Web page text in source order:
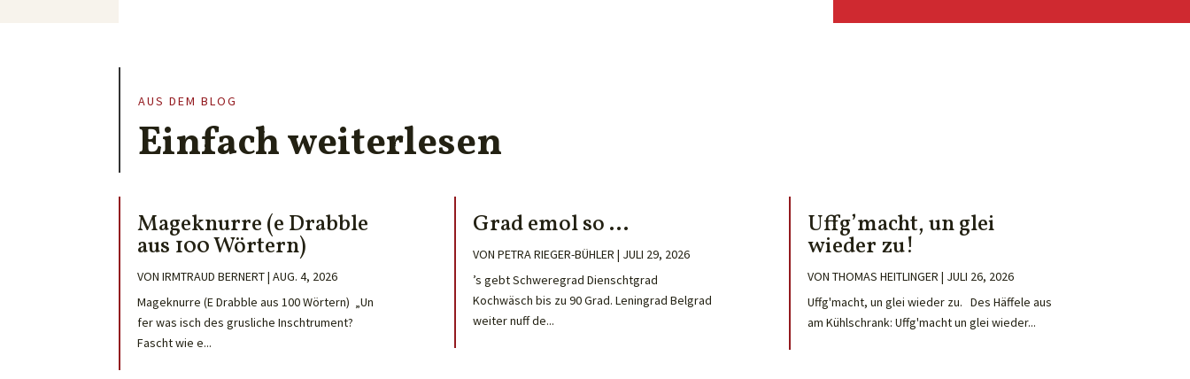
AUS DEM BLOG
Einfach weiterlesen
Mageknurre (e Drabble
aus 100 Wörtern)
VONIRMTRAUD BERNERT|AUG. 4, 2026
Mageknurre (E Drabble aus 100 Wörtern) „Un
fer was isch des grusliche Inschtrument?
Fascht wie e...
Grad emol so …
VON PETRA RIEGER-BÜHLER | JULI 29, 2026
’s gebt Schweregrad Dienschtgrad
Kochwäsch bis zu 90 Grad. Leningrad Belgrad
weiter nuff de...
Uffg’macht, un glei
wieder zu!
VON THOMAS HEITLINGER | JULI 26, 2026
Uffg'macht, un glei wieder zu. Des Häffele aus
am Kühlschrank: Uffg'macht un glei wieder...